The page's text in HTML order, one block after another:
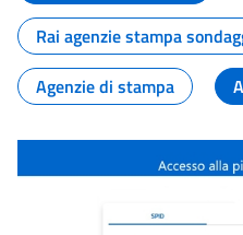
Rai agenzie stampa
Agenzie di stampa